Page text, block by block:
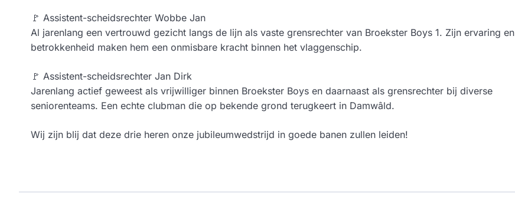
🚩 Assistent-scheidsrechter Wobbe Jan
Al jarenlang een vertrouwd gezicht langs de lijn als vaste grensrechter van Broekster Boys 1. Zijn ervaring en
betrokkenheid maken hem een onmisbare kracht binnen het vlaggenschip.
🚩 Assistent-scheidsrechter Jan Dirk
Jarenlang actief geweest als vrijwilliger binnen Broekster Boys en daarnaast als grensrechter bij diverse
seniorenteams. Een echte clubman die op bekende grond terugkeert in Damwâld.
Wij zijn blij dat deze drie heren onze jubileumwedstrijd in goede banen zullen leiden!